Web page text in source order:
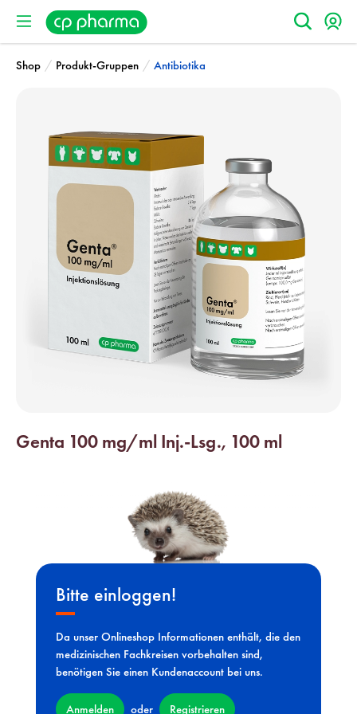
Shop / Produkt-Gruppen / Antibiotika
Genta 100 mg/ml Inj.-Lsg., 100 ml
Bitte einloggen!
Da unser Onlineshop Informationen enthält, die den
medizinischen Fachkreisen vorbehalten sind,
benötigen Sie einen Kundenaccount bei uns.
Anmelden oder Registrieren